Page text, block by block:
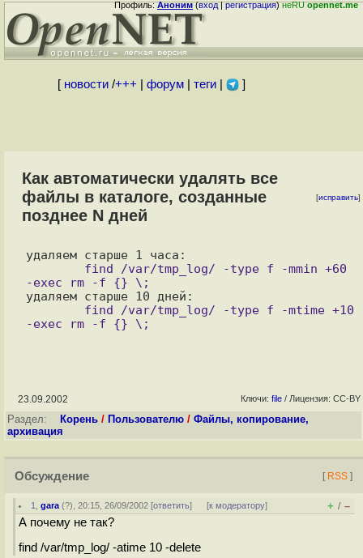
Профиль:Аноним(вход|регистрация)неRUopennet.me
[ новости/+++ форум| теги| ]
Как автоматически удалять все
файлы в каталоге, созданные
позднее N дней
[исправить]
23.09.2002 Ключи: file / Лицензия: CC-BY
Раздел: Корень / Пользователю / Файлы, копирование,
архивация
Обсуждение [ RSS ]
1 ,gara (?), 20:15, 26/09/2002 [ответить] [к модератору] + / –
А почему не так?
find /var/tmp_log/ -atime 10 -delete